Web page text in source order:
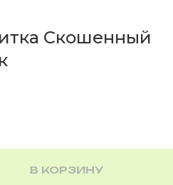
Скошенный
В КОРЗИНУ